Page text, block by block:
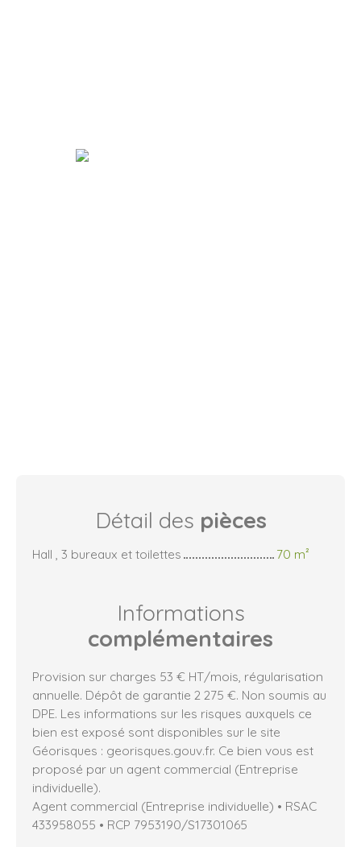
Détail des pièces
Hall , 3 bureaux et toilettes 70 m²
Informations
complémentaires
Provision sur charges 53 € HT/mois, régularisation
annuelle. Dépôt de garantie 2 275 €. Non soumis au
DPE. Les informations sur les risques auxquels ce
bien est exposé sont disponibles sur le site
Géorisques : georisques.gouv.fr. Ce bien vous est
proposé par un agent commercial (Entreprise
individuelle).
Agent commercial (Entreprise individuelle) • RSAC
433958055 • RCP 7953190/S17301065